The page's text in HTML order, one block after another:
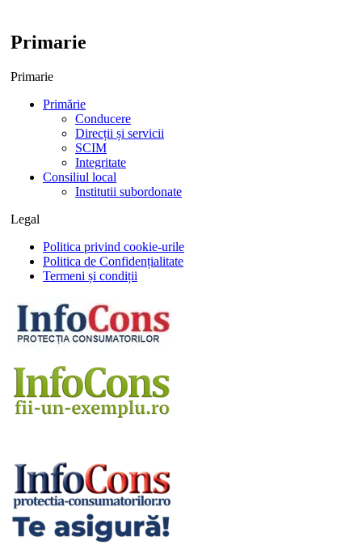
Primarie
Primarie
Primărie
Conducere
Direcții și servicii
SCIM
Integritate
Consiliul local
Institutii subordonate
Legal
Politica privind cookie-urile
Politica de Confidențialitate
Termeni și condiții